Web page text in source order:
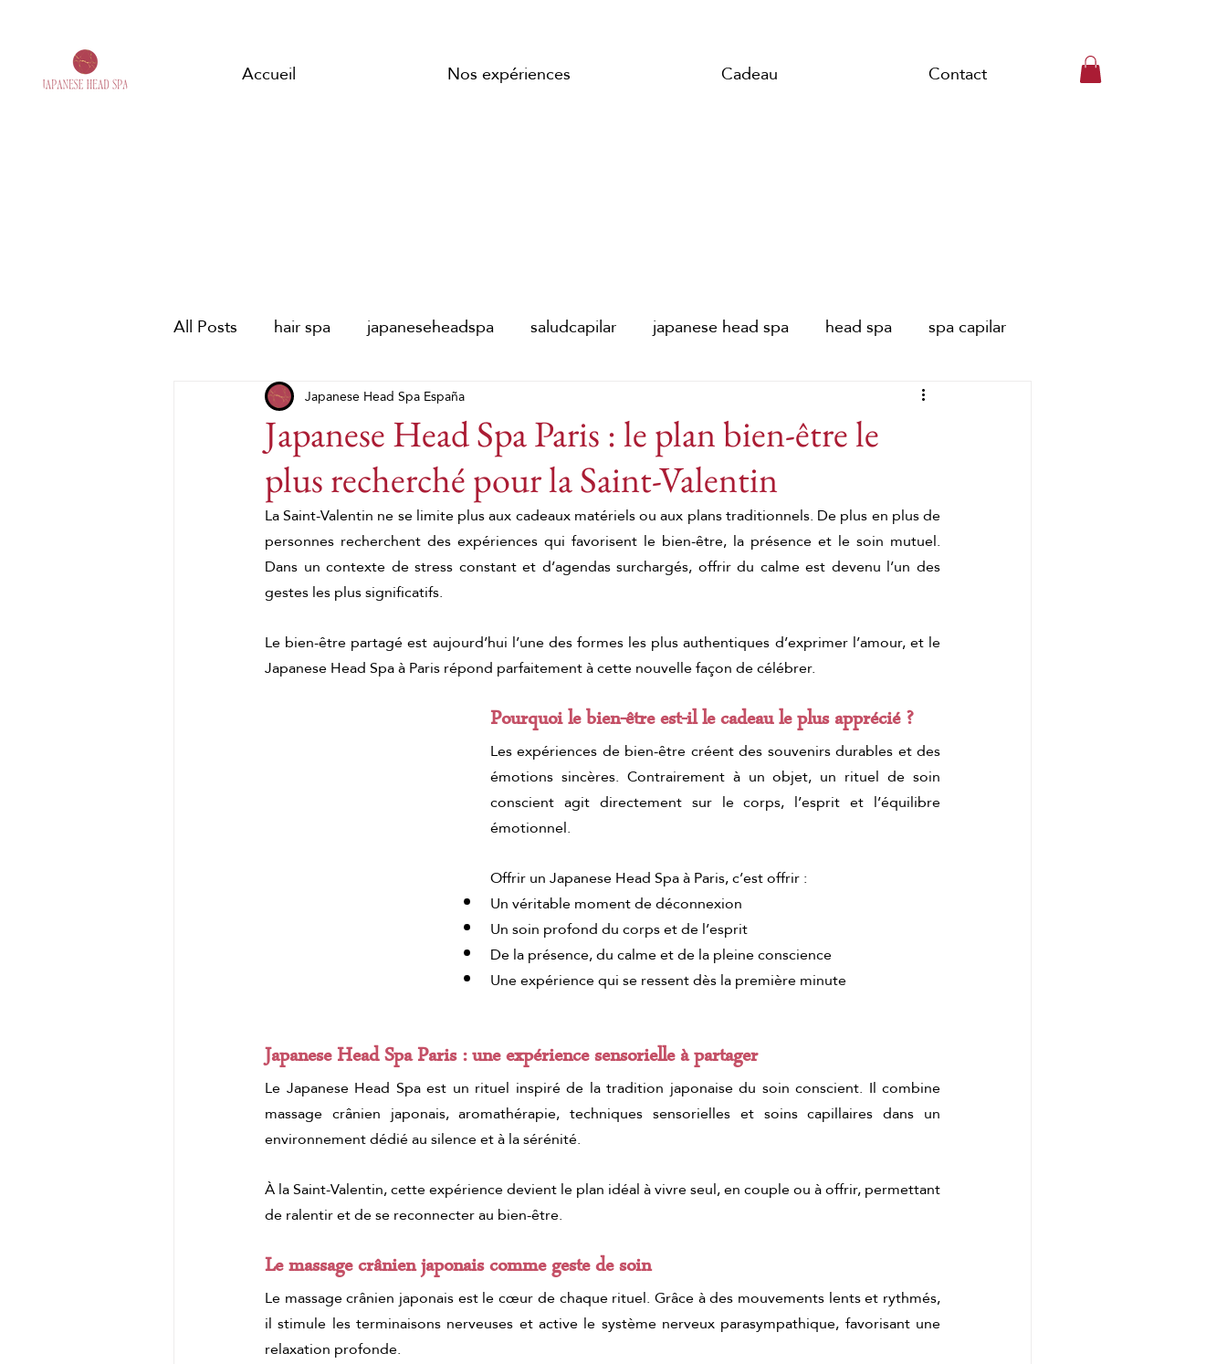
Accueil Nos expériences Cadeau Contact
All Posts hair spa japaneseheadspa saludcapilar japanese head spa head spa spa capilar
spa capilar japonés HEAD SPA PARIS spa capillaire Paris
massage crânien japonais bien-être japonais Massages au gingembre
Massages du monde Massage corporel au gingembre Rituel au gingembre
Soin corporel au matcha Massage au thé vert matcha
masaje de chocolate ritual de chocolate y pistacho
Japanese Head Spa Paris : le plan bien-être le
plus recherché pour la Saint-Valentin
Japanese Head Spa España
La Saint-Valentin ne se limite plus aux cadeaux matériels ou aux plans traditionnels. De plus en plus de
personnes recherchent des expériences qui favorisent le bien-être, la présence et le soin mutuel.
Dans un contexte de stress constant et d’agendas surchargés, offrir du calme est devenu l’un des
gestes les plus significatifs.
Le bien-être partagé est aujourd’hui l’une des formes les plus authentiques d’exprimer l’amour, et le
Japanese Head Spa à Paris répond parfaitement à cette nouvelle façon de célébrer.
Pourquoi le bien-être est-il le cadeau le plus apprécié ?
Les expériences de bien-être créent des souvenirs durables et des
émotions sincères. Contrairement à un objet, un rituel de soin
conscient agit directement sur le corps, l’esprit et l’équilibre
émotionnel.
Offrir un Japanese Head Spa à Paris, c’est offrir :
Un véritable moment de déconnexion
Un soin profond du corps et de l’esprit
De la présence, du calme et de la pleine conscience
Une expérience qui se ressent dès la première minute
Japanese Head Spa Paris : une expérience sensorielle à partager
Le Japanese Head Spa est un rituel inspiré de la tradition japonaise du soin conscient. Il combine
massage crânien japonais, aromathérapie, techniques sensorielles et soins capillaires dans un
environnement dédié au silence et à la sérénité.
À la Saint-Valentin, cette expérience devient le plan idéal à vivre seul, en couple ou à offrir, permettant
de ralentir et de se reconnecter au bien-être.
Le massage crânien japonais comme geste de soin
Le massage crânien japonais est le cœur de chaque rituel. Grâce à des mouvements lents et rythmés,
il stimule les terminaisons nerveuses et active le système nerveux parasympathique, favorisant une
relaxation profonde.